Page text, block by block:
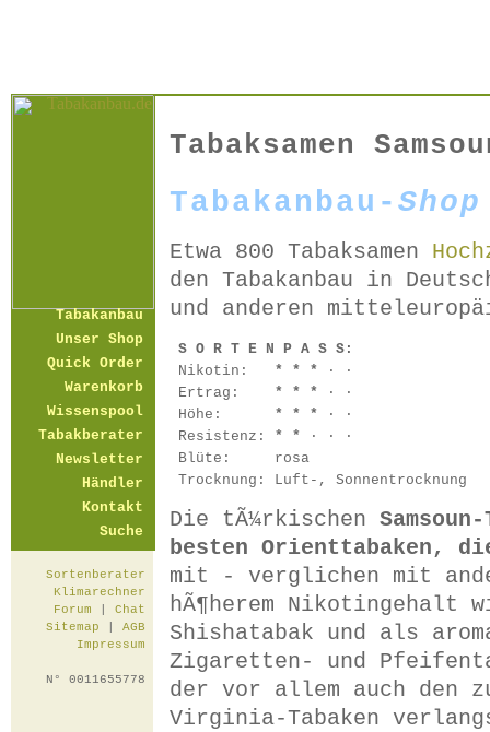
Tabakanbau
Unser Shop
Quick Order
Warenkorb
Wissenspool
Tabakberater
Newsletter
Händler
Kontakt
Suche
Sortenberater
Klimarechner
Forum
Chat
Sitemap
AGB
Impressum
N° 0011655778
Tabaksamen
Tabakanbau-Shop
Etwa 800 Tabaksamen
den Tabakanbau in
und anderen
S O R T E N P A S S:
Nikotin:
* * *
· ·
Ertrag:
* * *
· ·
Höhe:
* * *
· ·
Resistenz: * *
· · ·
Blüte:
rosa
Trocknung: Luft-, Sonnentrocknung
Die tÃ¼rkischen
besten Orienttabaken,
mit - verglichen mit
hÃ¶herem Nikotingehalt
Shishatabak und als
Zigaretten- und
der vor allem auch den
Virginia-Tabaken